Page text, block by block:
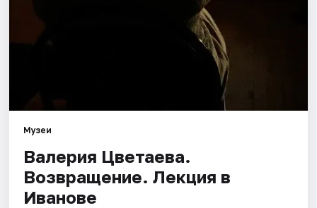
Музеи
Валерия Цветаева.
Возвращение. Лекция в
Иванове